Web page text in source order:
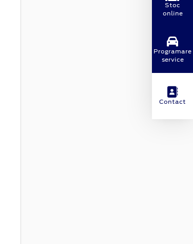
Stoc
online
Programare
service
Contact